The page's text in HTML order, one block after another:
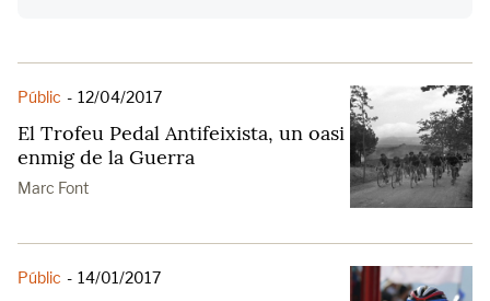
Públic - 12/04/2017
El Trofeu Pedal Antifeixista, un oasi
enmig de la Guerra
Marc Font
Públic - 14/01/2017